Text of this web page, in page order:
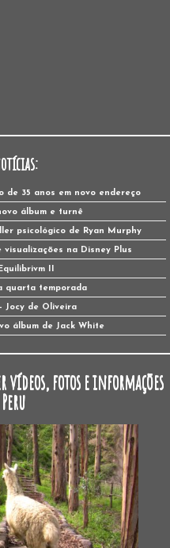
de 35 anos em novo endereço
álbum e turnê
psicológico de Ryan Murphy
na Disney Plus
II
quarta temporada
Jocy de Oliveira
álbum de Jack White
vídeos, fotos e informações